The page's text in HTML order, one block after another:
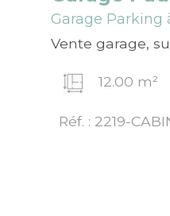
Garage Parking
Vente garage,
12.00 m²
Réf. : 2219-